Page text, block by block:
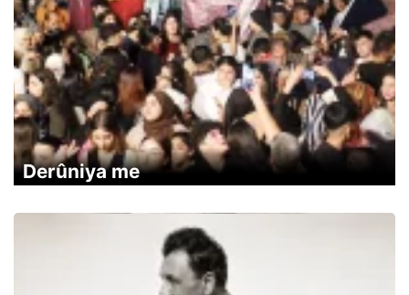
Derûniya me